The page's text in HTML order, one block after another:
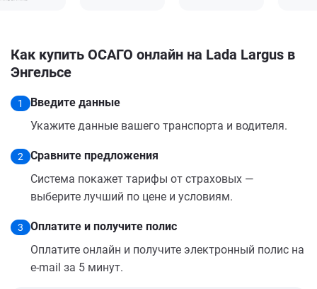
Как купить ОСАГО онлайн на Lada Largus в
Энгельсе
1
Введите данные
Укажите данные вашего транспорта и водителя.
2
Сравните предложения
Система покажет тарифы от страховых —
выберите лучший по цене и условиям.
3
Оплатите и получите полис
Оплатите онлайн и получите электронный полис на
e-mail за 5 минут.